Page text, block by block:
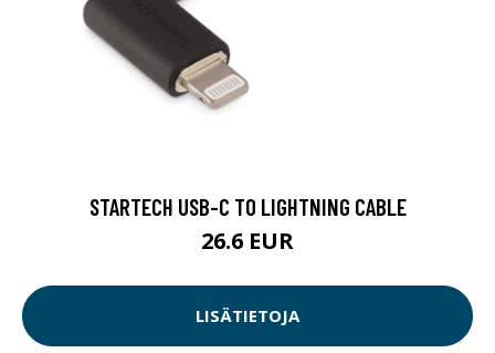
STARTECH USB-C TO LIGHTNING CABLE
26.6 EUR
LISÄTIETOJA